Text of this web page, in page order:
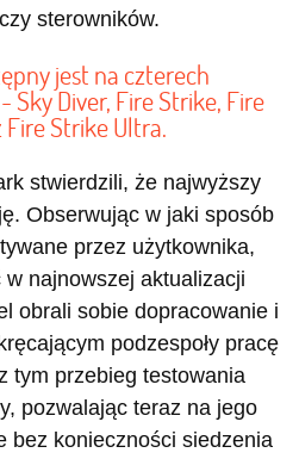
sterowników.
jest na czterech
Diver, Fire Strike, Fire
Strike Ultra.
stwierdzili, że najwyższy
Obserwując w jaki sposób
przez użytkownika,
najnowszej aktualizacji
obrali sobie dopracowanie i
podzespoły pracę
tym przebieg testowania
pozwalając teraz na jego
bez konieczności siedzenia